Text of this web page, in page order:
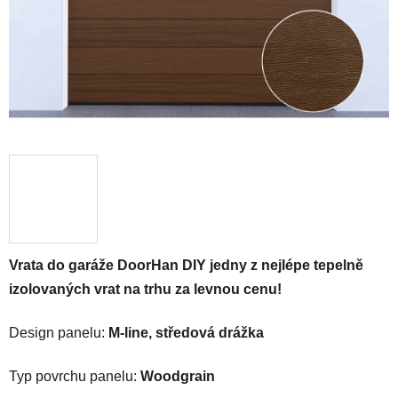
Vrata do garáže DoorHan DIY jedny z nejlépe tepelně
izolovaných vrat na trhu za levnou cenu!
Design panelu: M-line, středová drážka
Typ povrchu panelu: Woodgrain